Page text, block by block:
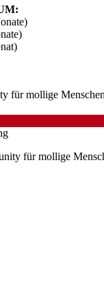
für mollige Menschen
für mollige